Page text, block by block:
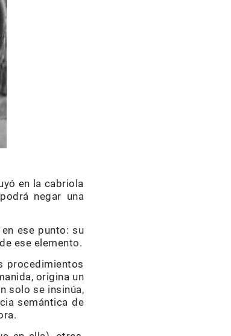
en la cabriola
negar una
ese punto: su
ese elemento.
procedimientos
origina un
solo se insinúa,
semántica de